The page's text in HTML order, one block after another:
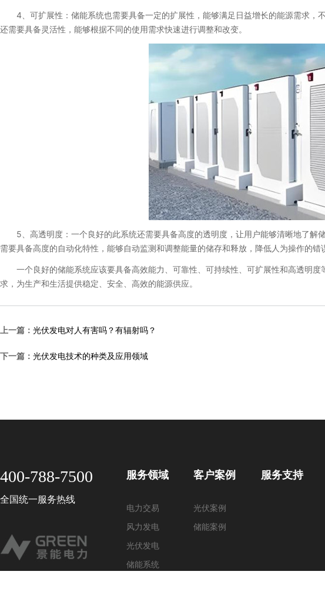
4、可扩展性：储能系统也需要具备一定的扩展性，能够满足日益增长的能源需求，
还需要具备灵活性，能够根据不同的使用需求快速进行调整和改变。
5、高透明度：一个良好的此系统还需要具备高度的透明度，让用户能够清晰地了解
需要具备高度的自动化特性，能够自动监测和调整能量的储存和释放，降低人为操作的错
一个良好的储能系统应该要具备高效能力、可靠性、可持续性、可扩展性和高透明度
求，为生产和生活提供稳定、安全、高效的能源供应。
上一篇： 光伏发电对人有害吗？有辐射吗？
下一篇： 光伏发电技术的种类及应用领域
400-788-7500
全国统一服务热线
服务领域
电力交易
风力发电
光伏发电
储能系统
客户案例
光伏案例
储能案例
服务支持